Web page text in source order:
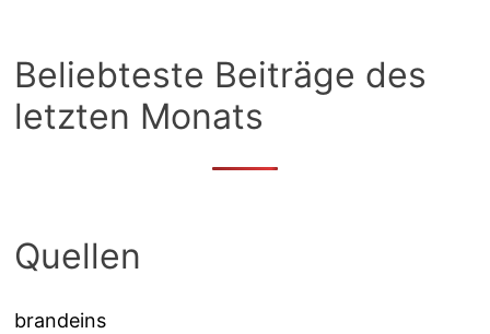
Beliebteste Beiträge des
letzten Monats
Quellen
brandeins